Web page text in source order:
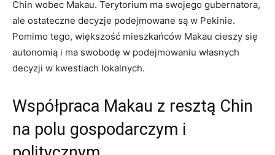
Chin wobec Makau. Terytorium ma⁤ swojego gubernatora,
⁣ale ⁤ostateczne decyzje podejmowane są‍ w Pekinie.
Pomimo‌ tego,​ większość ⁣mieszkańców Makau cieszy się
autonomią i ma swobodę ⁤w podejmowaniu⁤ własnych
⁢decyzji w kwestiach lokalnych.
Współpraca Makau z resztą‌ Chin​
na polu gospodarczym ​i